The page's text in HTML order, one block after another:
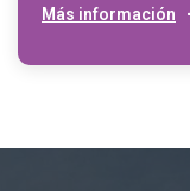
Más información